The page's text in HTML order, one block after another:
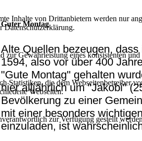
Guter Montag
Alte Quellen bezeugen,
1594, also vor über 400
"Gute Montag" gehalten
hier alljährlich um "Jakobi"
Bevölkerung zu einer
mit einer besonders
einzuladen, ist
Inhalte von Drittanbietern werden nur
Datenschutzerklärung.
Gewährleistung eines konsistenten und
die dem Webseitenbetreiber
Webseiten.
zur Verfügung gestellt